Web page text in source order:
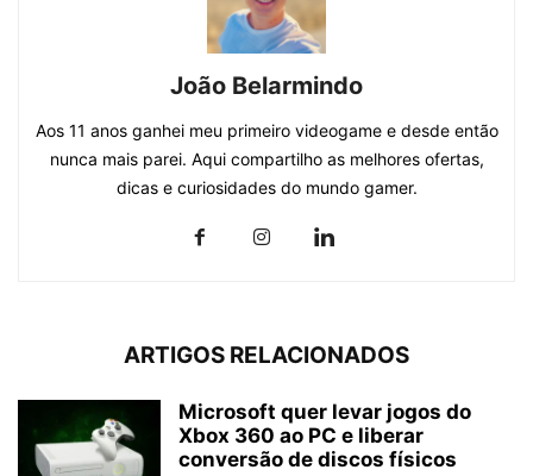
João Belarmindo
Aos 11 anos ganhei meu primeiro videogame e desde então
nunca mais parei. Aqui compartilho as melhores ofertas,
dicas e curiosidades do mundo gamer.
ARTIGOS RELACIONADOS
Microsoft quer levar jogos do
Xbox 360 ao PC e liberar
conversão de discos físicos